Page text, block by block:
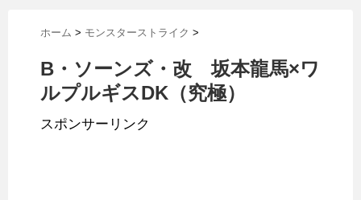
ホーム > モンスターストライク >
B・ソーンズ・改 坂本龍馬×ワ
ルプルギスDK（究極）
スポンサーリンク